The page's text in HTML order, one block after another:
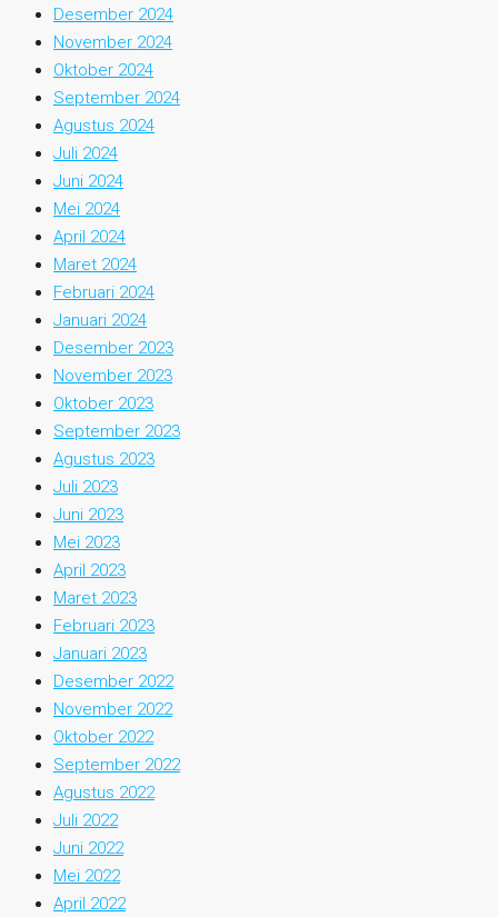
Desember 2024
November 2024
Oktober 2024
September 2024
Agustus 2024
Juli 2024
Juni 2024
Mei 2024
April 2024
Maret 2024
Februari 2024
Januari 2024
Desember 2023
November 2023
Oktober 2023
September 2023
Agustus 2023
Juli 2023
Juni 2023
Mei 2023
April 2023
Maret 2023
Februari 2023
Januari 2023
Desember 2022
November 2022
Oktober 2022
September 2022
Agustus 2022
Juli 2022
Juni 2022
Mei 2022
April 2022